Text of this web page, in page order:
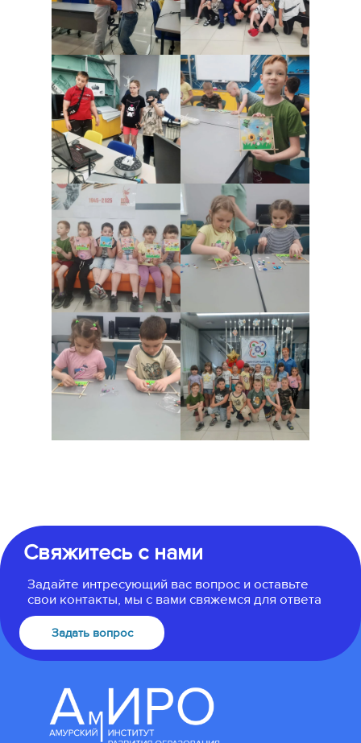
Свяжитесь с нами
Задайте интресующий вас вопрос и оставьте
свои контакты, мы с вами свяжемся для ответа
Задать вопрос